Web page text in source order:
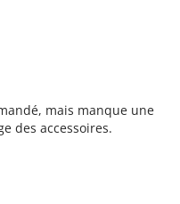
mais manque une
des accessoires.